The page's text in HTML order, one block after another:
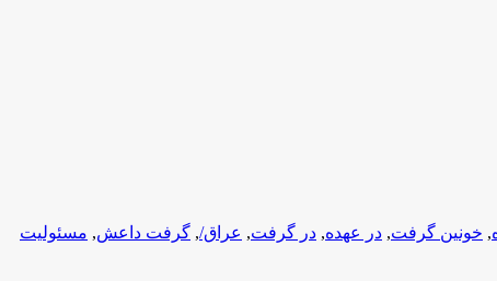
, خونین گرفت, در عهده, در گرفت, عراق/, گرفت داعش, مسئولیت